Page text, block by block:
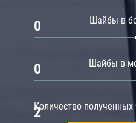
Шайбы в
0
Шайбы в
0
Количество
2